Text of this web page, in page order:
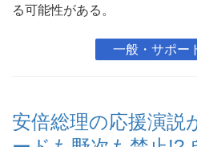
る可能性がある。
一般・サポー
安倍総理の応援演説